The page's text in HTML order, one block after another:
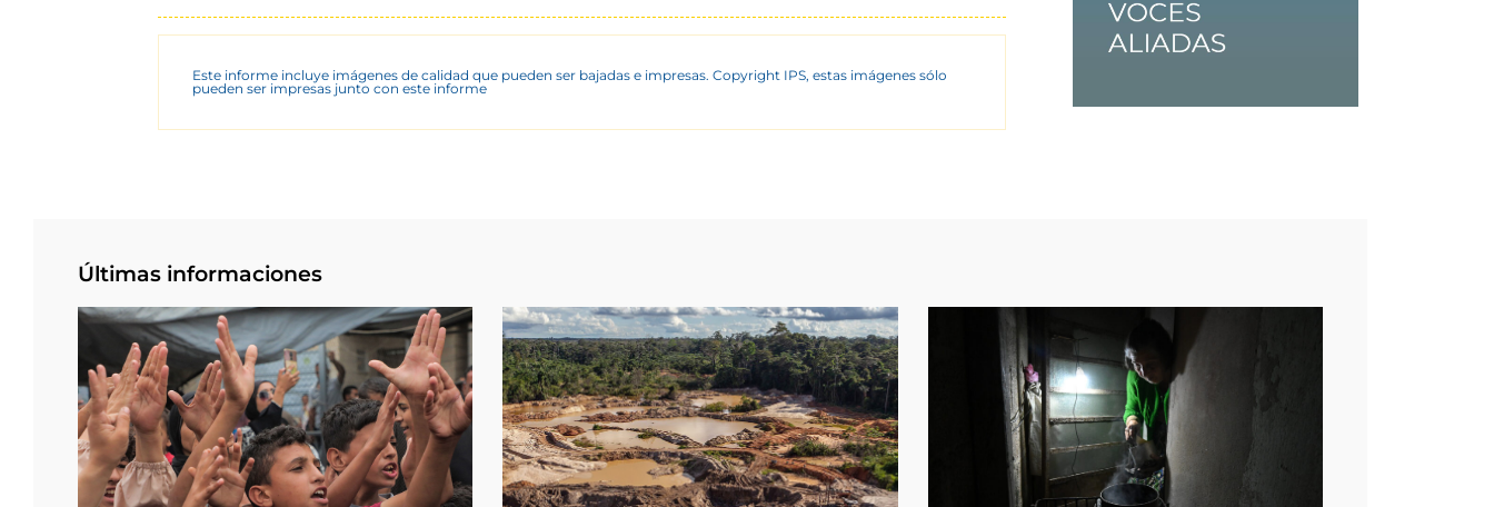
Este informe incluye imágenes de calidad que pueden ser bajadas e impresas. Copyright IPS, estas imágenes sólo
pueden ser impresas junto con este informe
Últimas informaciones